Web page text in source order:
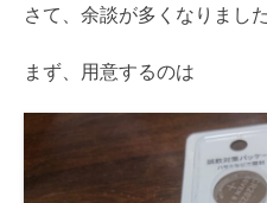
さて、余談が多くなりまし
まず、用意するのは